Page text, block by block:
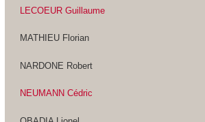
LECOEUR Guillaume
MATHIEU Florian
NARDONE Robert
NEUMANN Cédric